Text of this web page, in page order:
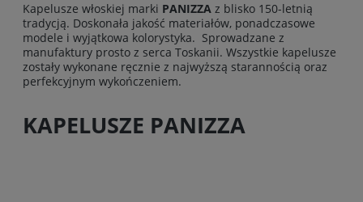
Kapelusze włoskiej marki PANIZZA z blisko 150-letnią
tradycją. Doskonała jakość materiałów, ponadczasowe
modele i wyjątkowa kolorystyka. Sprowadzane z
manufaktury prosto z serca Toskanii. Wszystkie kapelusze
zostały wykonane ręcznie z najwyższą starannością oraz
perfekcyjnym wykończeniem.
KAPELUSZE PANIZZA